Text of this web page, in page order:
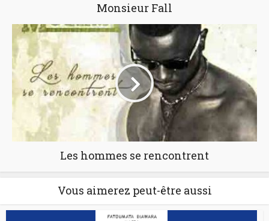
Monsieur Fall
Les hommes se rencontrent
Vous aimerez peut-être aussi